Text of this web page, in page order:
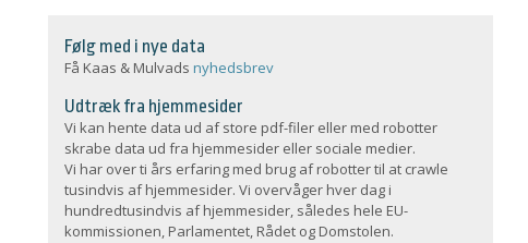
Følg med i nye data
Få Kaas & Mulvads nyhedsbrev
Udtræk fra hjemmesider
Vi kan hente data ud af store pdf-filer eller med robotter
skrabe data ud fra hjemmesider eller sociale medier.
Vi har over ti års erfaring med brug af robotter til at crawle
tusindvis af hjemmesider. Vi overvåger hver dag i
hundredtusindvis af hjemmesider, således hele EU-
kommissionen, Parlamentet, Rådet og Domstolen.